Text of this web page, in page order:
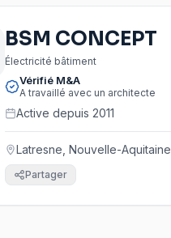
BSM CONCEPT
Électricité bâtiment
Vérifié M&A
A travaillé avec un architecte
Active depuis 2011
Latresne, Nouvelle-Aquitaine
Partager